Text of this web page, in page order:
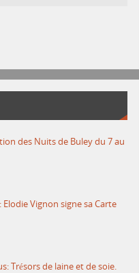
des Nuits de Buley du 7 au
Vignon signe sa Carte
Trésors de laine et de soie.